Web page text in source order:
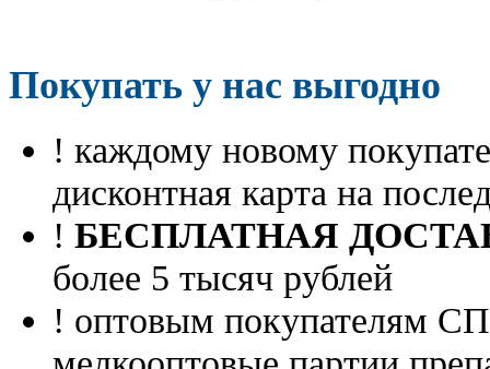
Покупать у нас выгодно
! каждому новому
дисконтная карта на
! БЕСПЛАТНАЯ
более 5 тысяч рублей
! оптовым покупателям